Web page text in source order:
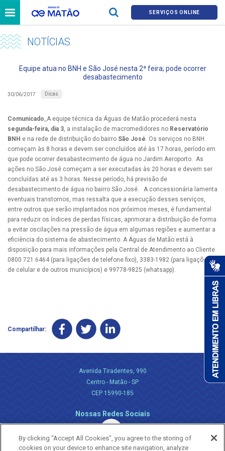
SERVIÇOS ONLINE
NOTÍCIAS
Equipe atua no BNH e São José nesta 2ª feira; pode ocorrer
desabastecimento
30/06/2017 Dicas
Comunicado _A equipe técnica da Águas de Matão procederá nesta
segunda-feira, dia 3, a instalação de macromedidores no Reservatório
BNH e na rede de distribuição do bairro São José. Os serviços no BNH
começam às 8 horas e devem ser concluídos até às 17 horas, período em
que pode ocorrer desabastecimento de água no Jardim Aeroporto. As
ações no São José começam a ser executadas às 20 horas e devem ser
concluídas até as 3 horas. Nesse período, há previsão de
desabastecimento de água no bairro São José.
A concessionária lamenta
eventuais transtornos, mas ressalta que a execução desses serviços,
entre outros que serão implantados nos próximos meses, é fundamental
para reduzir os índices de perdas físicas, aprimorar a distribuição de forma
a evitar oscilações na pressão de água em algumas regiões e aumentar a
eficiência do sistema de abastecimento. A Águas de Matão está à
disposição para mais informações pela Central de Atendimento ao Cliente
0800 721 6464 (para ligações de telefone fixo), 3383-1982 (para ligações
de celular e de outros municípios) e 99778-9825 (whatsapp).
Compartilhar:
Avenida Tiradentes, 990
Centro - Matão - SP
CEP 15990-185
Nossas Redes Sociais
By clicking “Accept All Cookies”, you agree to the storing of
cookies on your device to enhance site navigation, analyze